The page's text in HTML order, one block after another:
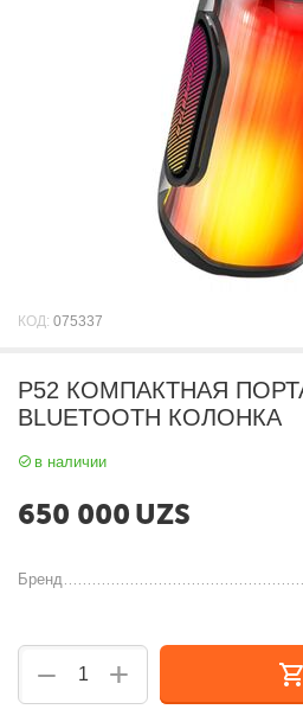
КОД: 075337
P52 КОМПАКТНАЯ
BLUETOOTH КОЛОНКА
в наличии
650 000 UZS
Бренд
+
−